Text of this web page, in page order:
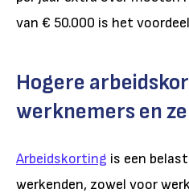
van € 50.000 is het
Hogere
werknemers en
Arbeidskorting is een
werkenden, zowel voor